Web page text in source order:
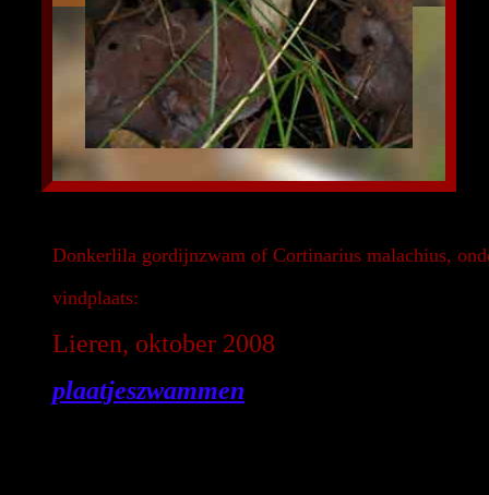
Donkerlila gordijnzwam of Cortinarius malachius,
vindplaats:
Lieren, oktober 2008
plaatjeszwammen